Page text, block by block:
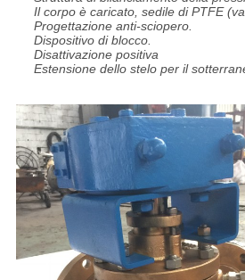
Il corpo è caricato, sedile di PTFE
Progettazione anti-sciopero.
Dispositivo di blocco.
Disattivazione positiva
Estensione dello stelo per il